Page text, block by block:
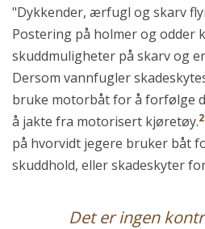
"Dykkender, ærfugl og skarv
Postering på holmer og odder
skuddmuligheter på skarv og
Dersom vannfugler
bruke motorbåt for å forfølge
å jakte fra motorisert kjøretøy.
på hvorvidt jegere bruker båt
skuddhold, eller skadeskyter
Det er ingen